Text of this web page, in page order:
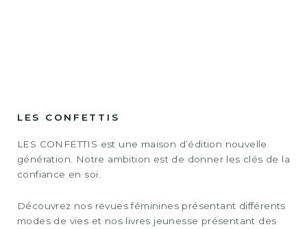
LES CONFETTIS
LES CONFETTIS est une maison d’édition nouvelle
génération. Notre ambition est de donner les clés de la
confiance en soi.
Découvrez nos revues féminines présentant différents
modes de vies et nos livres jeunesse présentant des